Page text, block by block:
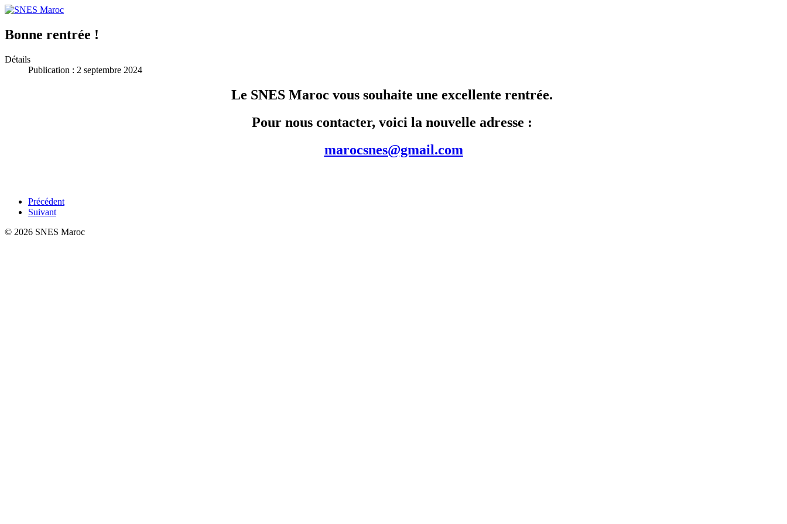
Bonne rentrée !
Détails
Publication : 2 septembre 2024
Le SNES Maroc vous souhaite une excellente rentrée.
Pour nous contacter, voici la nouvelle adresse :
marocsnes@gmail.com
Précédent
Suivant
© 2026 SNES Maroc